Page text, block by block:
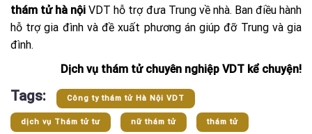
thám tử hà nội VDT hỗ trợ đưa Trung về nhà. Ban điều hành
hỗ trợ gia đình và đề xuất phương án giúp đỡ Trung và gia
đình.
Dịch vụ thám tử chuyên nghiệp VDT kể chuyện!
Tags: Công ty thám tử Hà Nội VDT
dịch vụ Thám tử tư nữ thám tử thám tử